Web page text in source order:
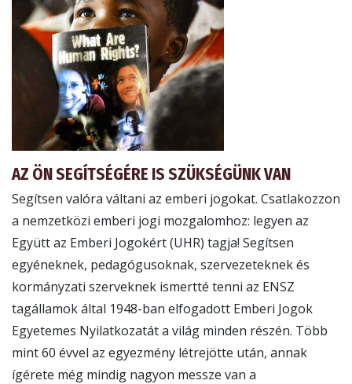
AZ ÖN SEGÍTSÉGÉRE IS SZÜKSÉGÜNK VAN
Segítsen valóra váltani az emberi jogokat. Csatlakozzon
a nemzetközi emberi jogi mozgalomhoz: legyen az
Együtt az Emberi Jogokért (UHR) tagja! Segítsen
egyéneknek, pedagógusoknak, szervezeteknek és
kormányzati szerveknek ismertté tenni az ENSZ
tagállamok által 1948-ban elfogadott Emberi Jogok
Egyetemes Nyilatkozatát a világ minden részén. Több
mint 60 évvel az egyezmény létrejötte után, annak
ígérete még mindig nagyon messze van a